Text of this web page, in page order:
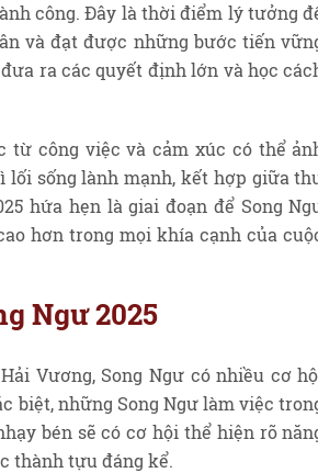
công. Đây là thời điểm lý tưởng
và đạt được những bước tiến
ra các quyết định lớn và học
từ công việc và cảm xúc có thể
sống lành mạnh, kết hợp giữa
hứa hẹn là giai đoạn để Song
hơn trong mọi khía cạnh của
Ngư 2025
Vương, Song Ngư có nhiều cơ
biệt, những Song Ngư làm việc
bén sẽ có cơ hội thể hiện rõ
thành tựu đáng kể.